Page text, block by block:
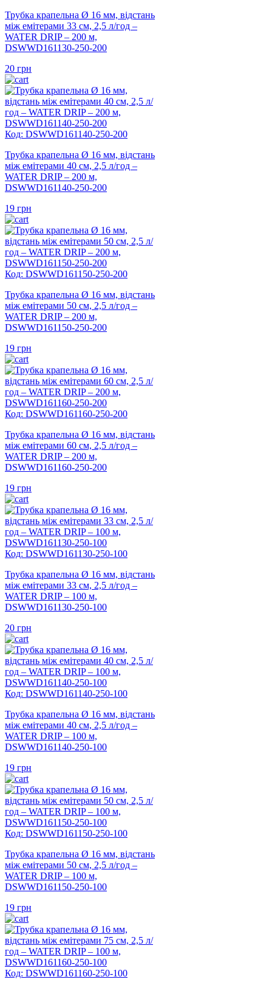
Трубка крапельна Ø 16 мм, відстань
між емітерами 33 см, 2,5 л/год –
WATER DRIP – 200 м,
DSWWD161130-250-200
20 грн
Код: DSWWD161140-250-200
Трубка крапельна Ø 16 мм, відстань
між емітерами 40 см, 2,5 л/год –
WATER DRIP – 200 м,
DSWWD161140-250-200
19 грн
Код: DSWWD161150-250-200
Трубка крапельна Ø 16 мм, відстань
між емітерами 50 см, 2,5 л/год –
WATER DRIP – 200 м,
DSWWD161150-250-200
19 грн
Код: DSWWD161160-250-200
Трубка крапельна Ø 16 мм, відстань
між емітерами 60 см, 2,5 л/год –
WATER DRIP – 200 м,
DSWWD161160-250-200
19 грн
Код: DSWWD161130-250-100
Трубка крапельна Ø 16 мм, відстань
між емітерами 33 см, 2,5 л/год –
WATER DRIP – 100 м,
DSWWD161130-250-100
20 грн
Код: DSWWD161140-250-100
Трубка крапельна Ø 16 мм, відстань
між емітерами 40 см, 2,5 л/год –
WATER DRIP – 100 м,
DSWWD161140-250-100
19 грн
Код: DSWWD161150-250-100
Трубка крапельна Ø 16 мм, відстань
між емітерами 50 см, 2,5 л/год –
WATER DRIP – 100 м,
DSWWD161150-250-100
19 грн
Код: DSWWD161160-250-100